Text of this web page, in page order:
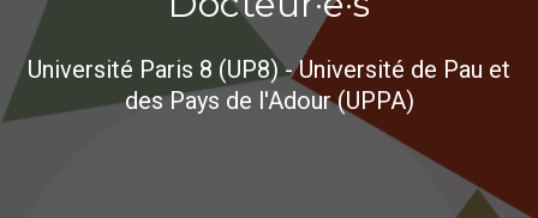
Université Paris 8 (UP8) - Université de Pau et
des Pays de l'Adour (UPPA)